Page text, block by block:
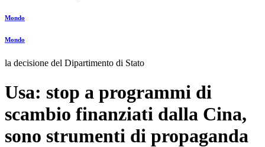
Mondo
Mondo
la decisione del Dipartimento di Stato
Usa: stop a programmi di
scambio finanziati dalla Cina,
sono strumenti di propaganda